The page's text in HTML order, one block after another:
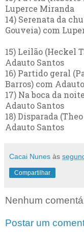
Luperce Miranda
14) Serenata da
Gouveia) com
15) Leilão (Heckel
Adauto Santos
16) Partido geral
Barros) com
17) Na boca da
Adauto Santos
18) Disparada
Adauto Santos
Cacai Nunes às
Compartilhar
Nenhum
Postar um